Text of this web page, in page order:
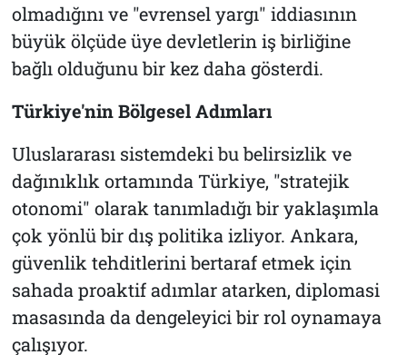
olmadığını ve "evrensel yargı" iddiasının
büyük ölçüde üye devletlerin iş birliğine
bağlı olduğunu bir kez daha gösterdi.
Türkiye'nin Bölgesel Adımları
Uluslararası sistemdeki bu belirsizlik ve
dağınıklık ortamında Türkiye, "stratejik
otonomi" olarak tanımladığı bir yaklaşımla
çok yönlü bir dış politika izliyor. Ankara,
güvenlik tehditlerini bertaraf etmek için
sahada proaktif adımlar atarken, diplomasi
masasında da dengeleyici bir rol oynamaya
çalışıyor.